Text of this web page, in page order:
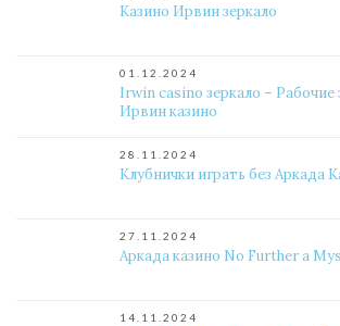
Казино Ирвин зеркало
01.12.2024
Irwin casino зеркало – Рабочие
Ирвин казино
28.11.2024
Клубнички играть без Аркада
27.11.2024
Аркада казино No Further a
14.11.2024